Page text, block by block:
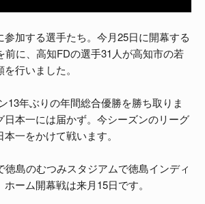
加する選手たち。今月25日に開幕する
前に、高知FDの選手31人が高知市の若
行いました。
13年ぶりの年間総合優勝を勝ち取りま
日本一には届かず。今シーズンのリーグ
一をかけて戦います。
徳島のむつみスタジアムで徳島インディ
ーム開幕戦は来月15日です。